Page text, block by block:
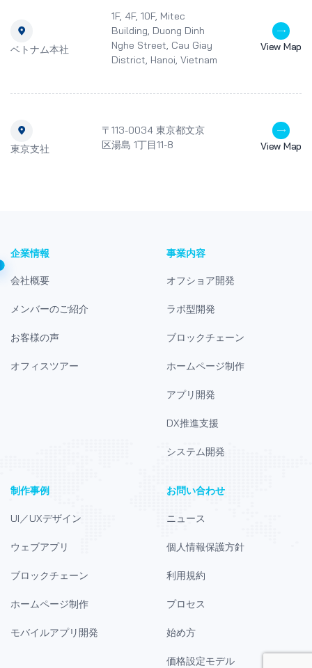
ベトナム本社
1F, 4F, 10F, Mitec
Building, Duong Dinh
Nghe Street, Cau Giay
District, Hanoi, Vietnam
View Map
東京支社
〒113-0034 東京都文京
区湯島 1丁目11-8
View Map
企業情報
会社概要
メンバーのご紹介
お客様の声
オフィスツアー
事業内容
オフショア開発
ラボ型開発
ブロックチェーン
ホームページ制作
アプリ開発
DX推進支援
システム開発
制作事例
UI／UXデザイン
ウェブアプリ
ブロックチェーン
ホームページ制作
モバイルアプリ開発
お問い合わせ
ニュース
個人情報保護方針
利用規約
プロセス
始め方
価格設定モデル